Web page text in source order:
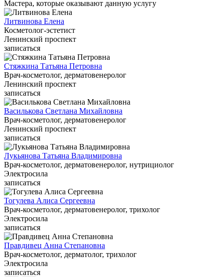
Мастера, которые оказывают данную услугу
Литвинова Елена
Косметолог-эстетист
Ленинский проспект
записаться
Стяжкина Татьяна Петровна
Врач-косметолог, дерматовенеролог
Ленинский проспект
записаться
Василькова Светлана Михайловна
Врач-косметолог, дерматовенеролог
Ленинский проспект
записаться
Лукьянова Татьяна Владимировна
Врач-косметолог, дерматовенеролог, нутрициолог
Электросила
записаться
Тогулева Алиса Сергеевна
Врач-косметолог, дерматовенеролог, трихолог
Электросила
записаться
Правдивец Анна Степановна
Врач-косметолог, дерматолог, трихолог
Электросила
записаться